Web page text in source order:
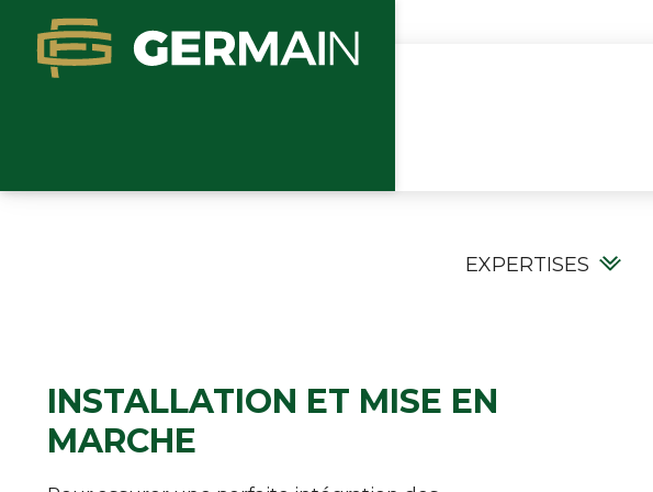
EXPERTISES
INSTALLATION ET MISE EN
MARCHE